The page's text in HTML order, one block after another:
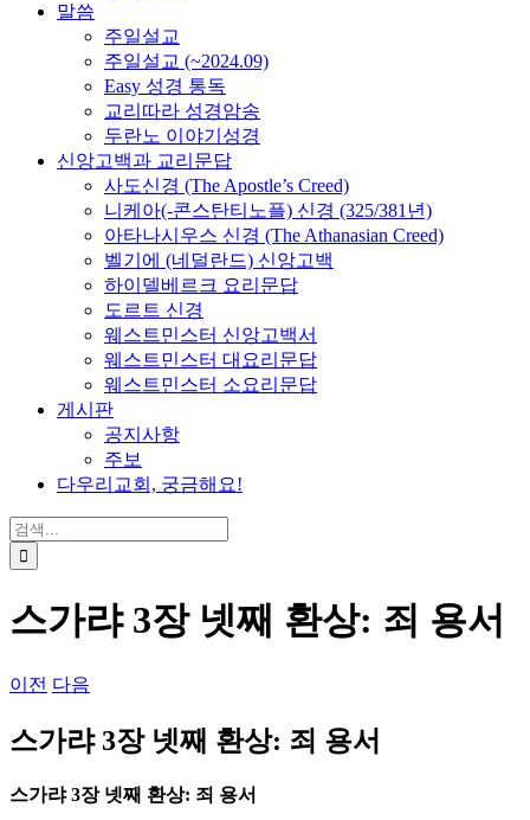
말씀
주일설교
주일설교 (~2024.09)
Easy 성경 통독
교리따라 성경암송
두란노 이야기성경
신앙고백과 교리문답
사도신경 (The Apostle’s Creed)
니케아(-콘스탄티노플) 신경 (325/381년)
아타나시우스 신경 (The Athanasian Creed)
벨기에 (네덜란드) 신앙고백
하이델베르크 요리문답
도르트 신경
웨스트민스터 신앙고백서
웨스트민스터 대요리문답
웨스트민스터 소요리문답
게시판
공지사항
주보
다우리교회, 궁금해요!
검
색
...
스가랴 3장 넷째 환상: 죄 용서
이전 다음
스가랴 3장 넷째 환상: 죄 용서
스가랴3장 넷째 환상: 죄 용서